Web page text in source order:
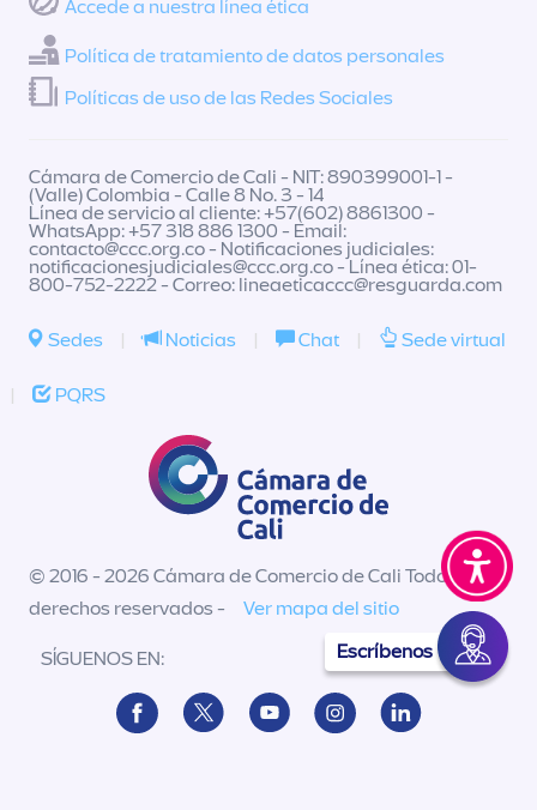
Escríbenos
Accede a nuestra línea ética
Política de tratamiento de datos personales
Políticas de uso de las Redes Sociales
Cámara de Comercio de Cali - NIT: 890399001-1 -
(Valle) Colombia - Calle 8 No. 3 - 14
Línea de servicio al cliente: +57(602) 8861300 -
WhatsApp: +57 318 886 1300 - Email:
contacto@ccc.org.co- Notificaciones judiciales:
notificacionesjudiciales@ccc.org.co- Línea ética: 01-
800-752-2222 - Correo: lineaeticaccc@resguarda.com
Sedes | Noticias | Chat | Sede virtual
| PQRS
© 2016 - 2026 Cámara de Comercio de Cali Todos los
derechos reservados -
Ver mapa del sitio
SÍGUENOS EN: